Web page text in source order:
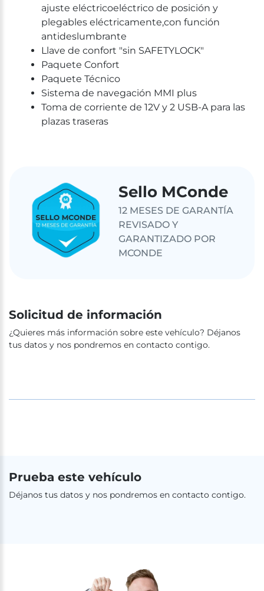
ajuste eléctricoeléctrico de posición y
plegables eléctricamente,con función
antideslumbrante
Llave de confort "sin SAFETYLOCK"
Paquete Confort
Paquete Técnico
Sistema de navegación MMI plus
Toma de corriente de 12V y 2 USB-A para las
plazas traseras
Sello MConde
12 MESES DE GARANTÍA
REVISADO Y
GARANTIZADO POR
MCONDE
Solicitud de información
¿Quieres más información sobre este vehículo? Déjanos
tus datos y nos pondremos en contacto contigo.
Prueba este vehículo
Déjanos tus datos y nos pondremos en contacto contigo.